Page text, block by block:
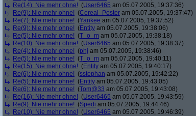
Re(14): Nie mehr ohne! (User6465 am 05.07.2005, 19:37:36)
Re(9): Nie mehr ohne! (Cereal_Poster am 05.07.2005, 19:37:47)
Re(7): Nie mehr ohne! (Yankee am 05.07.2005, 19:37:52)
Re(9): Nie mehr ohne! (Entity am 05.07.2005, 19:38:06)
Re(5): Nie mehr ohne! (T_o_m am 05.07.2005, 19:38:18)
Re(10): Nie mehr ohne! (User6465 am 05.07.2005, 19:38:37)
Re(4): Nie mehr ohne! (phj am 05.07.2005, 19:38:46)
Re(5): Nie mehr ohne! (T_o_m am 05.07.2005, 19:40:11)
Re(15): Nie mehr ohne! (Entity am 05.07.2005, 19:40:17)
Re(6): Nie mehr ohne! (sstephan am 05.07.2005, 19:42:22)
Re(5): Nie mehr ohne! (Entity am 05.07.2005, 19:43:05)
Re(6): Nie mehr ohne! (Tom@33 am 05.07.2005, 19:43:08)
Re(16): Nie mehr ohne! (User6465 am 05.07.2005, 19:43:59)
Re(9): Nie mehr ohne! (Spedi am 05.07.2005, 19:44:46)
Re(10): Nie mehr ohne! (User6465 am 05.07.2005, 19:46:39)